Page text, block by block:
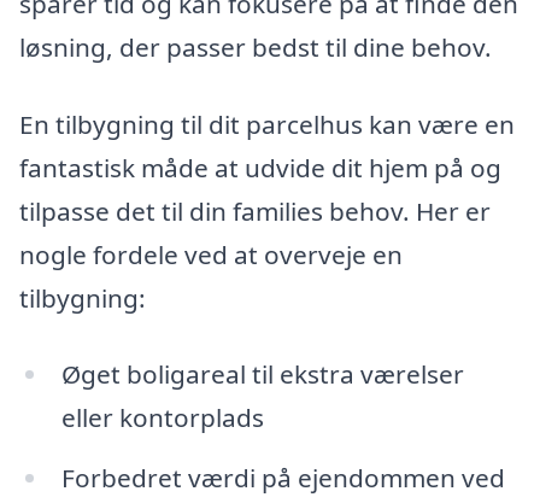
løsning, der passer bedst til dine behov.
En tilbygning til dit parcelhus kan være en
fantastisk måde at udvide dit hjem på og
tilpasse det til din families behov. Her er
nogle fordele ved at overveje en
tilbygning:
Øget boligareal til ekstra værelser
eller kontorplads
Forbedret værdi på ejendommen ved